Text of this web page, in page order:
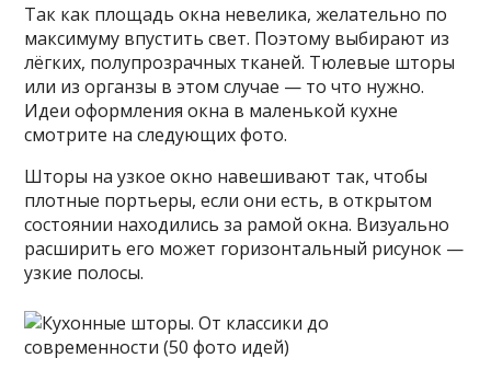
Так как площадь окна невелика, желательно по
максимуму впустить свет. Поэтому выбирают из
лёгких, полупрозрачных тканей. Тюлевые шторы
или из органзы в этом случае — то что нужно.
Идеи оформления окна в маленькой кухне
смотрите на следующих фото.
Шторы на узкое окно навешивают так, чтобы
плотные портьеры, если они есть, в открытом
состоянии находились за рамой окна. Визуально
расширить его может горизонтальный рисунок —
узкие полосы.